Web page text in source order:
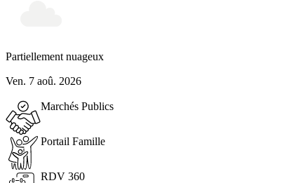
Partiellement nuageux
Ven. 7 aoû. 2026
Marchés Publics
Portail Famille
RDV 360